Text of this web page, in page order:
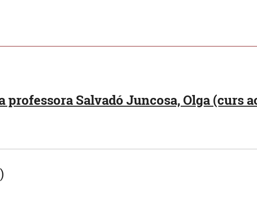
professora Salvadó Juncosa, Olga (curs